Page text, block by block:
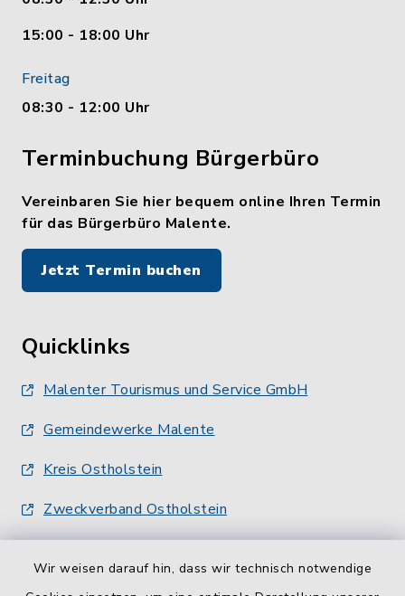
Wir weisen darauf hin, dass wir technisch notwendige
15:00 - 18:00 Uhr
Freitag
08:30 - 12:00 Uhr
Terminbuchung Bürgerbüro
Vereinbaren Sie hier bequem online Ihren Termin
für das Bürgerbüro Malente.
Jetzt Termin buchen
Quicklinks
Malenter Tourismus und Service GmbH
Gemeindewerke Malente
Kreis Ostholstein
Zweckverband Ostholstein